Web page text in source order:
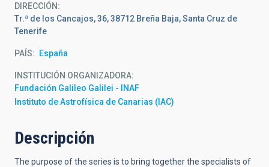
DIRECCIÓN
Tr.ª de los Cancajos, 36, 38712 Breña Baja, Santa Cruz de
Tenerife
PAÍS España
INSTITUCIÓN ORGANIZADORA
Fundación Galileo Galilei - INAF
Instituto de Astrofísica de Canarias (IAC)
Descripción
The purpose of the series is to bring together the specialists of